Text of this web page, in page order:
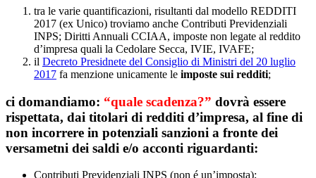
tra le varie quantificazioni, risultanti dal modello REDDITI
2017 (ex Unico) troviamo anche Contributi Previdenziali
INPS; Diritti Annuali CCIAA, imposte non legate al reddito
d’impresa quali la Cedolare Secca, IVIE, IVAFE;
il Decreto Presidnete del Consiglio di Ministri del 20 luglio
2017 fa menzione unicamente le imposte sui redditi;
ci domandiamo: “quale scadenza?” dovrà essere
rispettata, dai titolari di redditi d’impresa, al fine di
non incorrere in potenziali sanzioni a fronte dei
versametni dei saldi e/o acconti riguardanti:
Contributi Previdenziali INPS (non é un’imposta);